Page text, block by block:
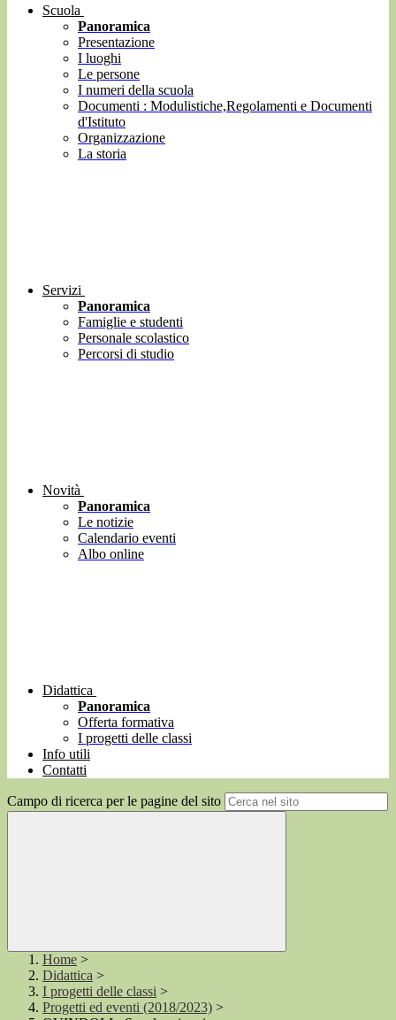
Scuola
Panoramica
Presentazione
I luoghi
Le persone
I numeri della scuola
Documenti : Modulistiche,Regolamenti e Documenti
d'Istituto
Organizzazione
La storia
Servizi
Panoramica
Famiglie e studenti
Personale scolastico
Percorsi di studio
Novità
Panoramica
Le notizie
Calendario eventi
Albo online
Didattica
Panoramica
Offerta formativa
I progetti delle classi
Info utili
Contatti
Campo di ricerca per le pagine del sito
Home >
Didattica >
I progetti delle classi >
Progetti ed eventi (2018/2023) >